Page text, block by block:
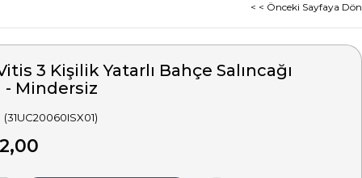
< < Önceki Sayfaya Dön
3 Kişilik Yatarlı Bahçe Salıncağı
- Mindersiz
(31UC20060ISX01)